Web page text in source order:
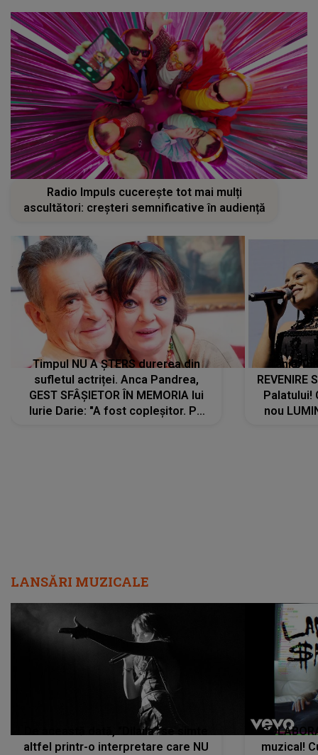
Radio Impuls cucerește tot mai mulți
ascultători: creșteri semnificative în audiență
Timpul NU A ȘTERS durerea din
sufletul actriței. Anca Pandrea,
GEST SFÂȘIETOR ÎN MEMORIA lui
Iurie Darie: "A fost copleșitor. Pe
Tania
REVENIRE
Palatului!
nou
LANSĂRI MUZICALE
De această dată, "Dilaila" se simte
altfel printr-o interpretare care NU
muzical!